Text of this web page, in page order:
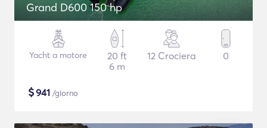
Grand D600 150 hp
Yacht a motore
20 ft
6 m
12 Crociera 0
$941 /giorno